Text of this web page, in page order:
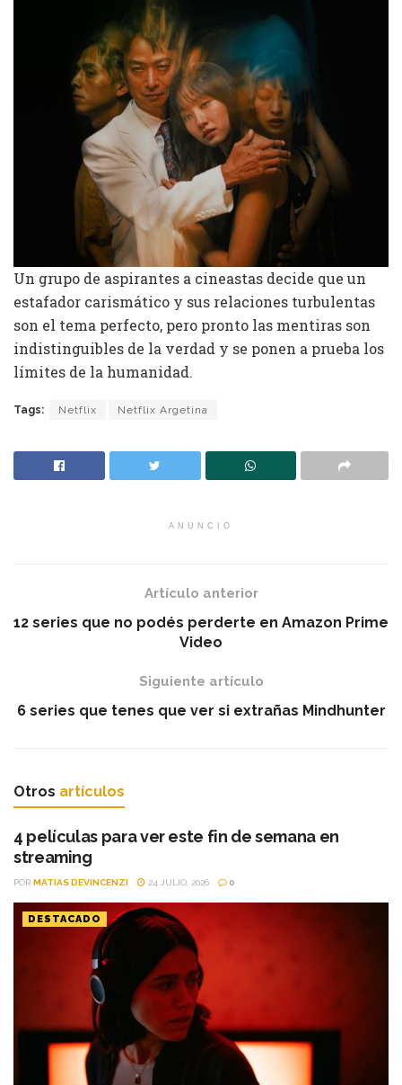
Un grupo de aspirantes a cineastas decide que un
estafador carismático y sus relaciones turbulentas
son el tema perfecto, pero pronto las mentiras son
indistinguibles de la verdad y se ponen a prueba los
límites de la humanidad.
Tags: Netflix Netflix Argetina
ANUNCIO
Artículo anterior
12 series que no podés perderte en Amazon Prime
Video
Siguiente artículo
6 series que tenes que ver si extrañas Mindhunter
Otros artículos
4 películas para ver este fin de semana en
streaming
POR MATIAS DEVINCENZI 24 JULIO, 2026 0
DESTACADO